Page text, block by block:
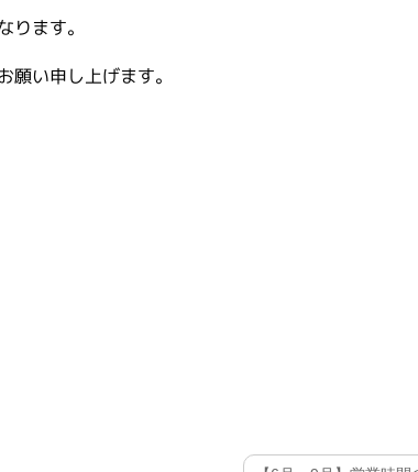
ます。
い申し上げます。